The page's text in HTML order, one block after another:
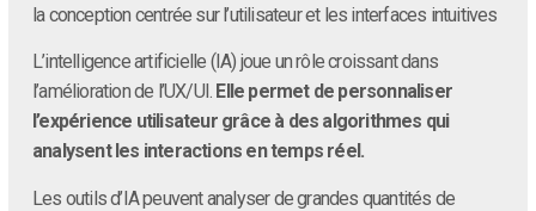
la conception centrée sur l’utilisateur et les interfaces intuitives
L’intelligence artificielle (IA) joue un rôle croissant dans
l’amélioration de l’UX/UI. Elle permet de personnaliser
l’expérience utilisateur grâce à des algorithmes qui
analysent les interactions en temps réel.
Les outils d’IA peuvent analyser de grandes quantités de